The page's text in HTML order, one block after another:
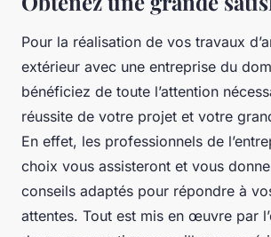
Pour la réalisation de vos travaux
extérieur avec une entreprise du
bénéficiez de toute l’attention
réussite de votre projet et votre
En effet, les professionnels de
choix vous assisteront et vous
conseils adaptés pour répondre à
attentes. Tout est mis en œuvre par